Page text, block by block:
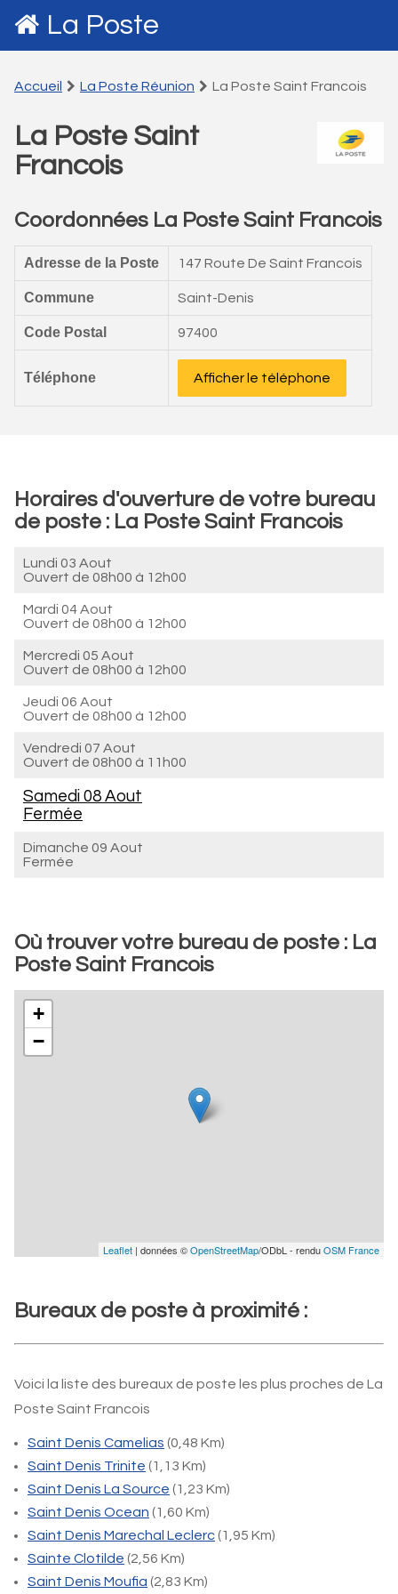
La Poste
Accueil La Poste Réunion La Poste Saint Francois
La Poste Saint
Francois
Coordonnées La Poste Saint Francois
Adresse de la Poste 147 Route De Saint Francois
Commune Saint-Denis
Code Postal 97400
Téléphone Afficher le téléphone
Horaires d'ouverture de votre bureau
de poste : La Poste Saint Francois
Lundi 03 Aout
Ouvert de 08h00 à 12h00
Mardi 04 Aout
Ouvert de 08h00 à 12h00
Mercredi 05 Aout
Ouvert de 08h00 à 12h00
Jeudi 06 Aout
Ouvert de 08h00 à 12h00
Vendredi 07 Aout
Ouvert de 08h00 à 11h00
Samedi 08 Aout
Fermée
Dimanche 09 Aout
Fermée
Où trouver votre bureau de poste : La
Poste Saint Francois
+
−
Leaflet | données ©OpenStreetMap/ODbL - renduOSM France
Bureaux de poste à proximité :
Voici la liste des bureaux de poste les plus proches de La
Poste Saint Francois
Saint Denis Camelias (0,48 Km)
Saint Denis Trinite (1,13 Km)
Saint Denis La Source (1,23 Km)
Saint Denis Ocean (1,60 Km)
Saint Denis Marechal Leclerc(1,95 Km)
Sainte Clotilde (2,56 Km)
Saint Denis Moufia (2,83 Km)